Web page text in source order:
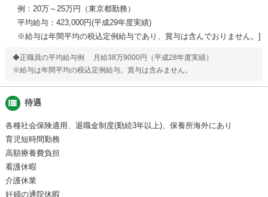
例：20万～25万円（東京都勤務）
平均給与：423,000円(平成29年度実績)
※給与は年間平均の税込定例給与であり、賞与は含んでおりません。
◆正職員の平均給与例 月給38万9000円（平成28年度実績）
※給与は年間平均の税込定例給与。賞与は含みません。
view_list 待遇
各種社会保険適用、退職金制度(勤続3年以上)、保養所海外にあり
育児短時間勤務
高額療養費負担
看護休暇
介護休業
妊婦の通院休暇